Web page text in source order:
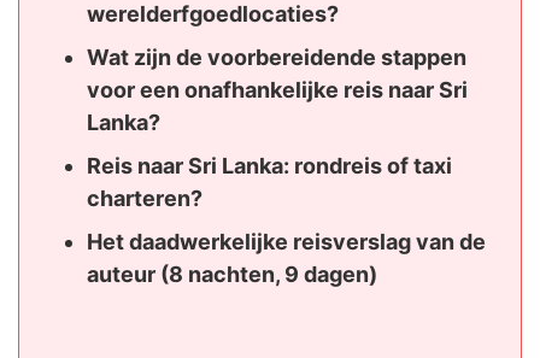
werelderfgoedlocaties?
Wat zijn de voorbereidende stappen
voor een onafhankelijke reis naar Sri
Lanka?
Reis naar Sri Lanka: rondreis of taxi
charteren?
Het daadwerkelijke reisverslag van de
auteur (8 nachten, 9 dagen)